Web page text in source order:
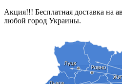
Акция!!! Бесплатная доставка на
любой город Украины.